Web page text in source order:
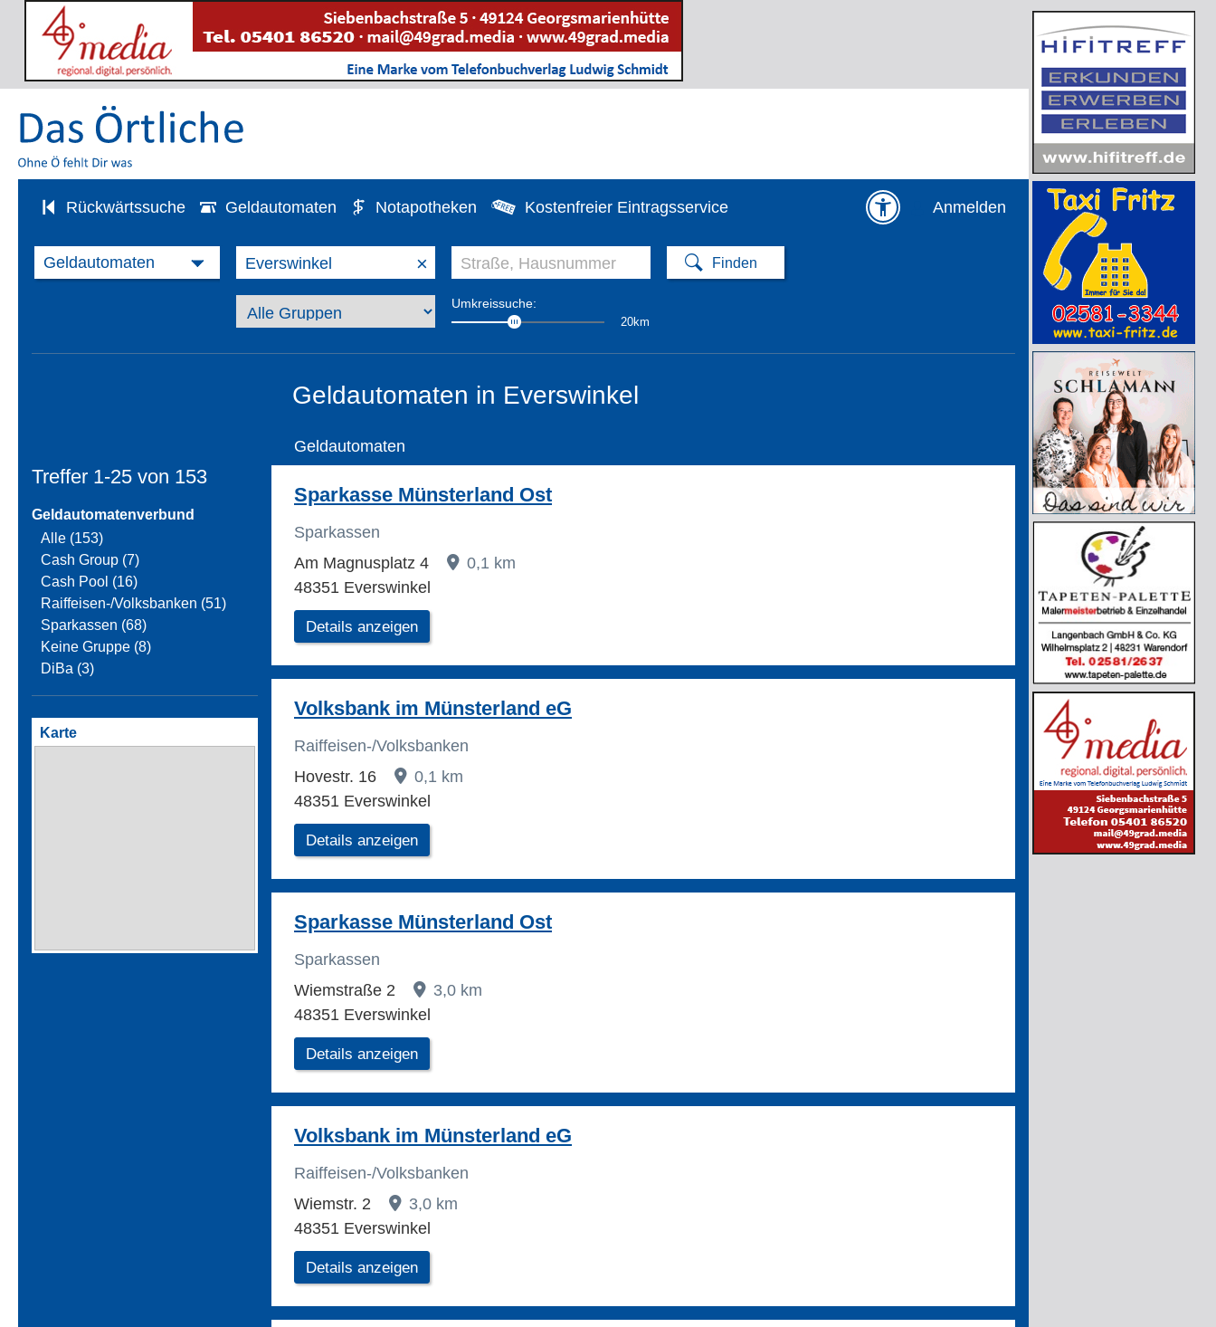
Rückwärtssuche Geldautomaten Notapotheken Kostenfreier Eintragsservice Anmelden
×
Umkreissuche:
20km
Geldautomaten in Everswinkel
Treffer 1-25 von 153
Geldautomatenverbund
Alle (153)
Cash Group (7)
Cash Pool (16)
Raiffeisen-/Volksbanken (51)
Sparkassen (68)
Keine Gruppe (8)
DiBa (3)
Geldautomaten
Sparkasse Münsterland Ost
Sparkassen
Am Magnusplatz 4
0,1 km
48351 Everswinkel
Details anzeigen
Volksbank im Münsterland eG
Raiffeisen-/Volksbanken
Hovestr. 16
0,1 km
48351 Everswinkel
Details anzeigen
Sparkasse Münsterland Ost
Sparkassen
Wiemstraße 2
3,0 km
48351 Everswinkel
Details anzeigen
Volksbank im Münsterland eG
Raiffeisen-/Volksbanken
Wiemstr. 2
3,0 km
48351 Everswinkel
Details anzeigen
Karte